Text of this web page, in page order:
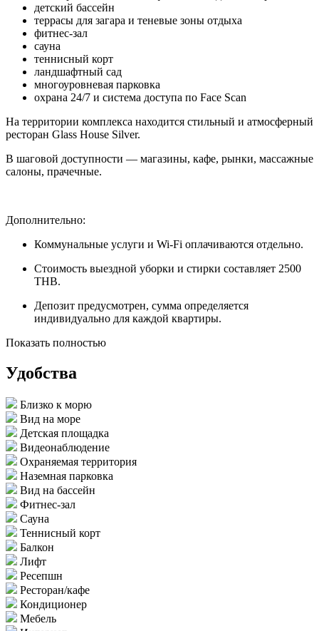
детский бассейн
террасы для загара и теневые зоны отдыха
фитнес-зал
сауна
теннисный корт
ландшафтный сад
многоуровневая парковка
охрана 24/7 и система доступа по Face Scan
На территории комплекса находится стильный и атмосферный
ресторан Glass House Silver.
В шаговой доступности — магазины, кафе, рынки, массажные
салоны, прачечные.
Дополнительно:
Коммунальные услуги и Wi-Fi оплачиваются отдельно.
Стоимость выездной уборки и стирки составляет 2500
THB.
Депозит предусмотрен, сумма определяется
индивидуально для каждой квартиры.
Показать полностью
Удобства
Близко к морю
Вид на море
Детская площадка
Видеонаблюдение
Охраняемая территория
Наземная парковка
Вид на бассейн
Фитнес-зал
Сауна
Теннисный корт
Балкон
Лифт
Ресепшн
Ресторан/кафе
Кондиционер
Мебель